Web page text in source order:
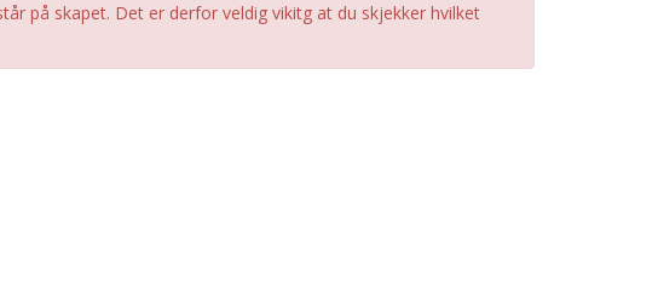
på skapet. Det er derfor veldig vikitg at du skjekker hvilket